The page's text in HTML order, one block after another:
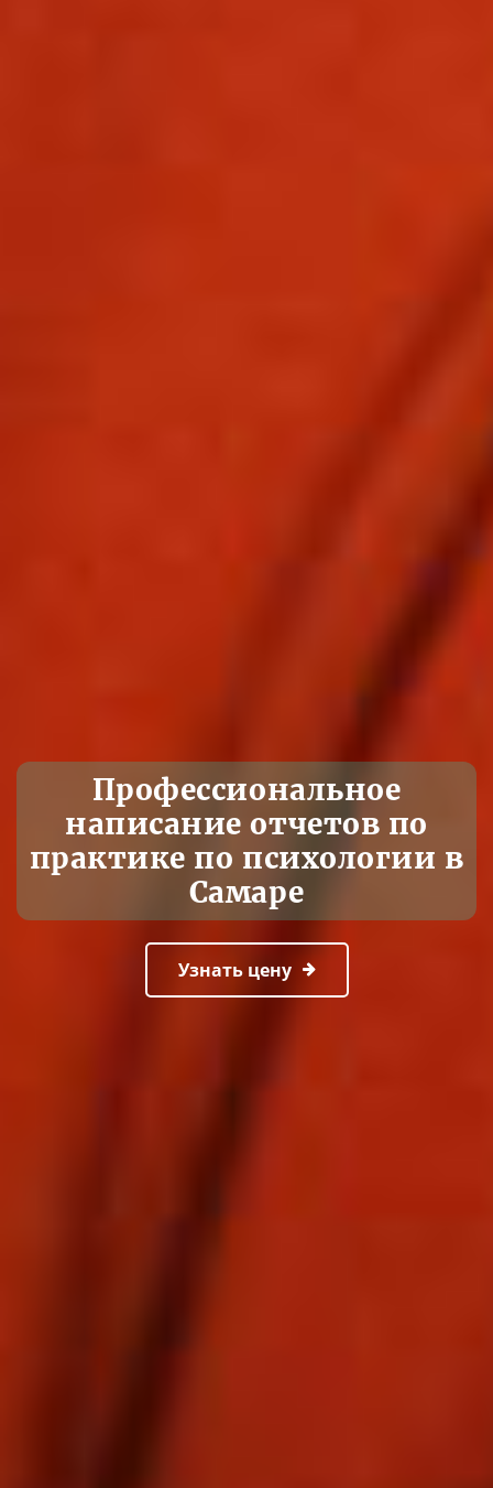
Профессиональное
написание отчетов по
практике по психологии в
Самаре
Узнать цену